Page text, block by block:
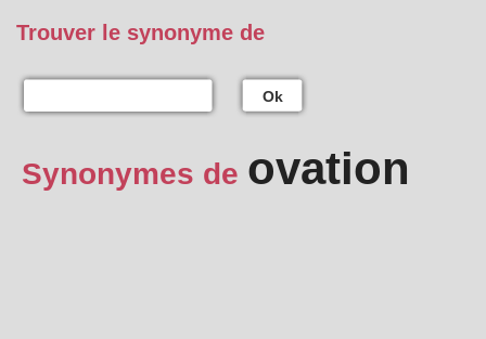
Trouver le synonyme de
Ok
Synonymes de ovation